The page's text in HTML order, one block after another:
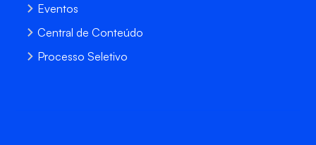
Eventos
Central de Conteúdo
Processo Seletivo